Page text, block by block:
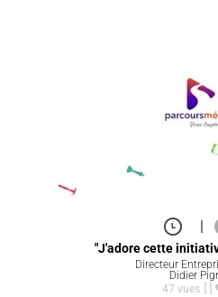
|
"J'adore cette
Directeur
Didier
47 vues